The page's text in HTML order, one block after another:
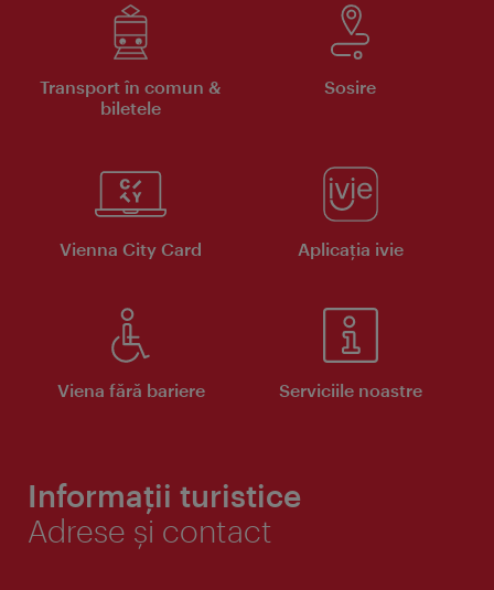
Transport în comun &
biletele
Sosire
Vienna City Card Aplicaţia ivie
Viena fără bariere Serviciile noastre
Informații turistice
Adrese și contact